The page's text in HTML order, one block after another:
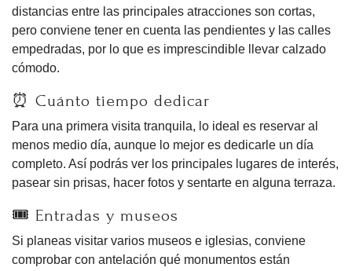
distancias entre las principales atracciones son cortas,
pero conviene tener en cuenta las pendientes y las calles
empedradas, por lo que es imprescindible llevar calzado
cómodo.
⏰ Cuánto tiempo dedicar
Para una primera visita tranquila, lo ideal es reservar al
menos medio día, aunque lo mejor es dedicarle un día
completo. Así podrás ver los principales lugares de interés,
pasear sin prisas, hacer fotos y sentarte en alguna terraza.
🎟 Entradas y museos
Si planeas visitar varios museos e iglesias, conviene
comprobar con antelación qué monumentos están